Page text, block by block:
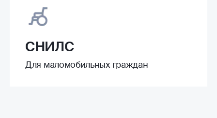
СНИЛС
Для маломобильных граждан